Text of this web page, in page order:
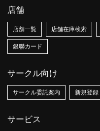
店舗
店舗一覧 店舗在庫検索
銀聯カード
サークル向け
サークル委託案内 新規登録
サービス